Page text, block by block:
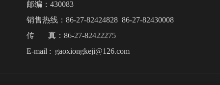
邮编：430083
销售热线：86-27-82424828 86-27-82430008
传 真：86-27-82422275
E-mail : gaoxiongkeji@126.com